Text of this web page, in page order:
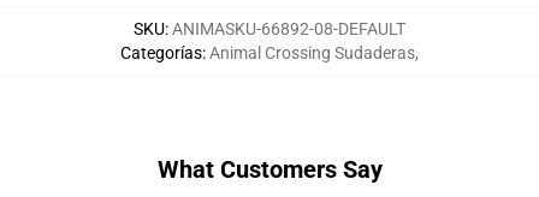
SKU:ANIMASKU-66892-08-DEFAULT
Categorías:Animal Crossing Sudaderas,
What Customers Say